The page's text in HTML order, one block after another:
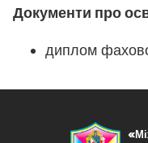
Документи про
диплом